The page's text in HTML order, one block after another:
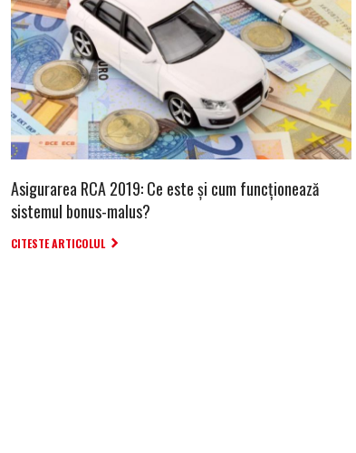
Asigurarea RCA 2019: Ce este și cum funcționează
sistemul bonus-malus?
CITESTE ARTICOLUL